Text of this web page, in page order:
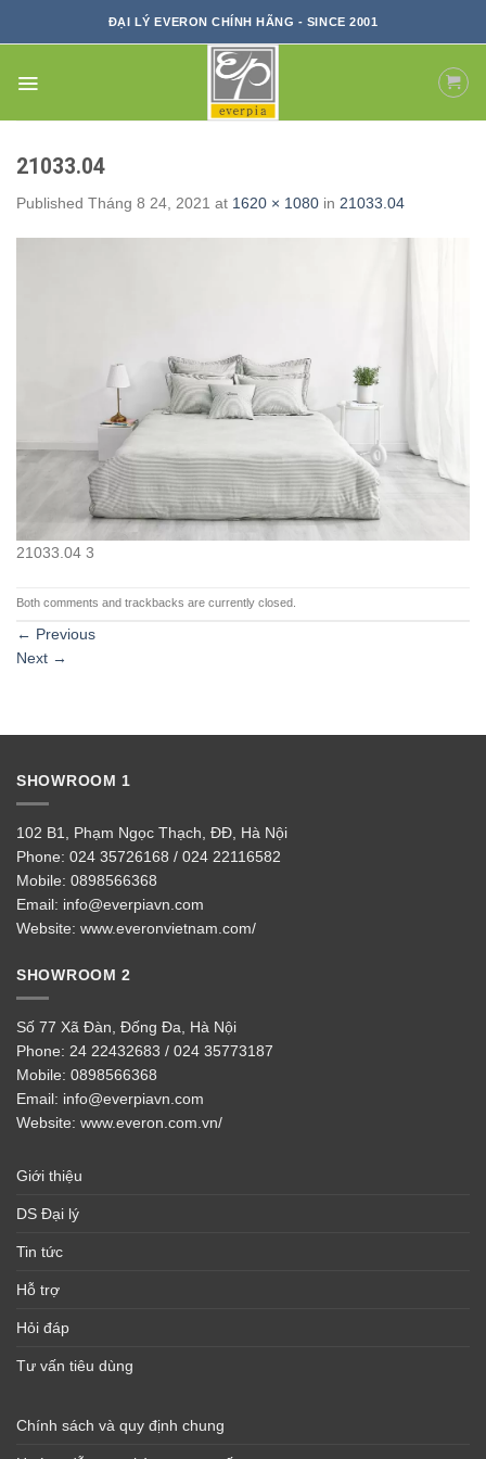
ĐẠI LÝ EVERON CHÍNH HÃNG - SINCE 2001
21033.04
Published Tháng 8 24, 2021 at 1620 × 1080 in 21033.04
21033.04 3
Both comments and trackbacks are currently closed.
← Previous
Next →
SHOWROOM 1
102 B1, Phạm Ngọc Thạch, ĐĐ, Hà Nội
Phone: 024 35726168 / 024 22116582
Mobile: 0898566368
Email: info@everpiavn.com
Website: www.everonvietnam.com/
SHOWROOM 2
Số 77 Xã Đàn, Đống Đa, Hà Nội
Phone: 24 22432683 / 024 35773187
Mobile: 0898566368
Email: info@everpiavn.com
Website: www.everon.com.vn/
Giới thiệu
DS Đại lý
Tin tức
Hỗ trợ
Hỏi đáp
Tư vấn tiêu dùng
Chính sách và quy định chung